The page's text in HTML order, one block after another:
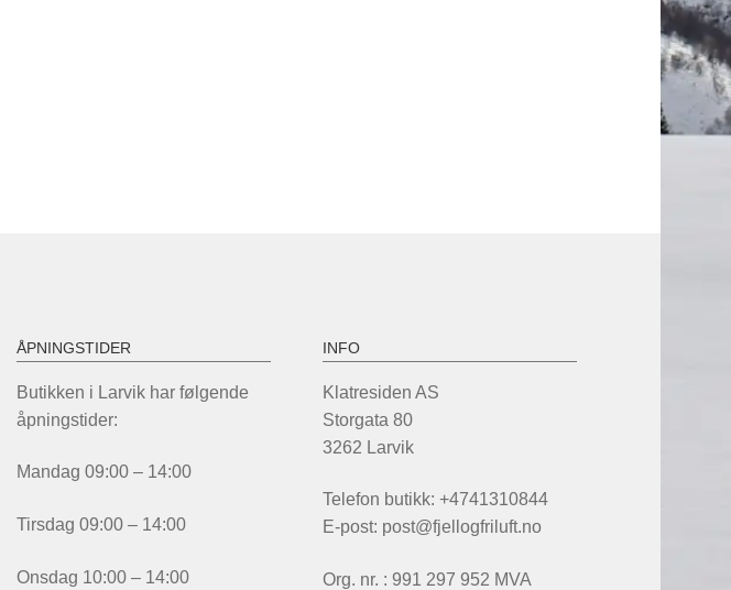
ÅPNINGSTIDER
Butikken i Larvik har følgende
åpningstider:
Mandag 09:00 – 14:00
Tirsdag 09:00 – 14:00
Onsdag 10:00 – 14:00
INFO
Klatresiden AS
Storgata 80
3262 Larvik
Telefon butikk: +4741310844
E-post: post@fjellogfriluft.no
Org. nr. : 991 297 952 MVA